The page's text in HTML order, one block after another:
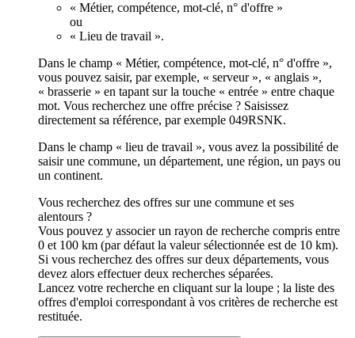
« Métier, compétence, mot-clé, n° d'offre »
ou
« Lieu de travail ».
Dans le champ « Métier, compétence, mot-clé, n° d'offre »,
vous pouvez saisir, par exemple, « serveur », « anglais »,
« brasserie » en tapant sur la touche « entrée » entre chaque
mot. Vous recherchez une offre précise ? Saisissez
directement sa référence, par exemple 049RSNK.
Dans le champ « lieu de travail », vous avez la possibilité de
saisir une commune, un département, une région, un pays ou
un continent.
Vous recherchez des offres sur une commune et ses
alentours ?
Vous pouvez y associer un rayon de recherche compris entre
0 et 100 km (par défaut la valeur sélectionnée est de 10 km).
Si vous recherchez des offres sur deux départements, vous
devez alors effectuer deux recherches séparées.
Lancez votre recherche en cliquant sur la loupe ; la liste des
offres d'emploi correspondant à vos critères de recherche est
restituée.